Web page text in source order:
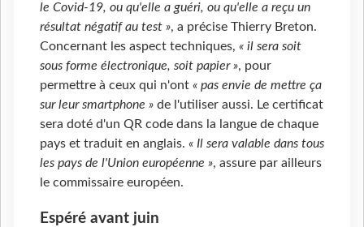
le Covid-19, ou qu'elle a guéri, ou qu'elle a reçu un
résultat négatif au test », a précise Thierry Breton.
Concernant les aspect techniques, « il sera soit
sous forme électronique, soit papier », pour
permettre à ceux qui n'ont « pas envie de mettre ça
sur leur smartphone » de l'utiliser aussi. Le certificat
sera doté d'un QR code dans la langue de chaque
pays et traduit en anglais. « Il sera valable dans tous
les pays de l'Union européenne », assure par ailleurs
le commissaire européen.
Espéré avant juin